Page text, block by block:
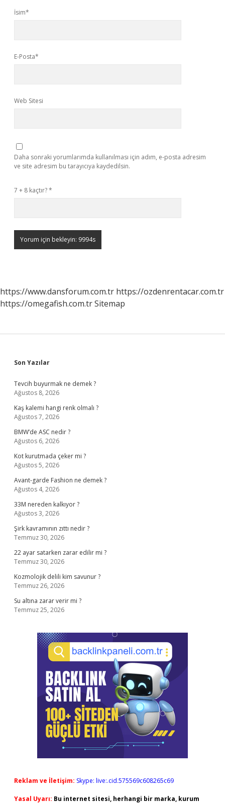
İsim*
E-Posta*
Web Sitesi
Daha sonraki yorumlarımda kullanılması için adım, e-posta adresim
ve site adresim bu tarayıcıya kaydedilsin.
7 + 8 kaçtır?*
https://www.dansforum.com.tr https://ozdenrentacar.com.tr
https://omegafish.com.trSitemap
Sidebar
Son Yazılar
Tevcih buyurmak ne demek ?
Ağustos 8, 2026
Kaş kalemi hangi renk olmalı ?
Ağustos 7, 2026
BMW’de ASC nedir ?
Ağustos 6, 2026
Kot kurutmada çeker mi ?
Ağustos 5, 2026
Avant-garde Fashion ne demek ?
Ağustos 4, 2026
33M nereden kalkıyor ?
Ağustos 3, 2026
Şirk kavramının zıttı nedir ?
Temmuz 30, 2026
22 ayar satarken zarar edilir mi ?
Temmuz 30, 2026
Kozmolojik delili kim savunur ?
Temmuz 26, 2026
Su altına zarar verir mi ?
Temmuz 25, 2026
Reklam ve İletişim: Skype: live:.cid.575569c608265c69
Yasal Uyarı: Bu internet sitesi, herhangi bir marka, kurum